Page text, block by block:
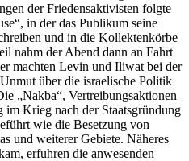
der Friedensaktivisten folgte
in der das Publikum seine
und in die Kollektenkörbe
nahm der Abend dann an Fahrt
machten Levin und Iliwat bei der
über die israelische Politik
„Nakba“, Vertreibungsaktionen
im Krieg nach der Staatsgründung
wie die Besetzung von
und weiterer Gebiete. Näheres
erfuhren die anwesenden